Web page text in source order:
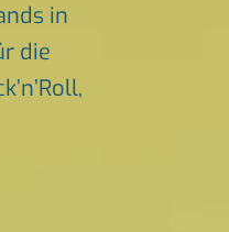
in
die